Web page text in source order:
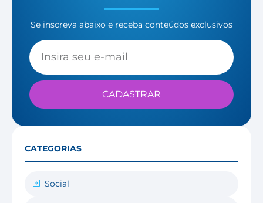
Se inscreva abaixo e receba conteúdos exclusivos
CADASTRAR
CATEGORIAS
Social